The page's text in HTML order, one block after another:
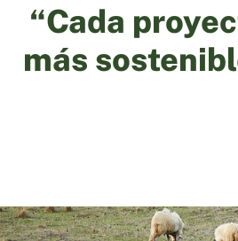
“Cada
más